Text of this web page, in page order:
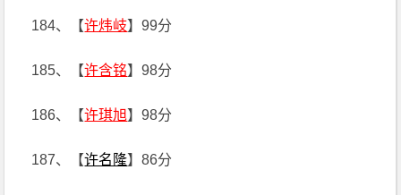
184、【许炜岐】99分
185、【许含铭】98分
186、【许琪旭】98分
187、【许名隆】86分